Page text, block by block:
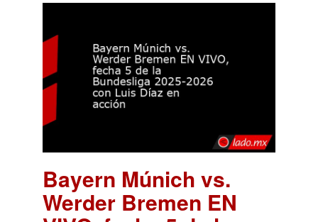
Bayern Múnich vs.
Werder Bremen EN